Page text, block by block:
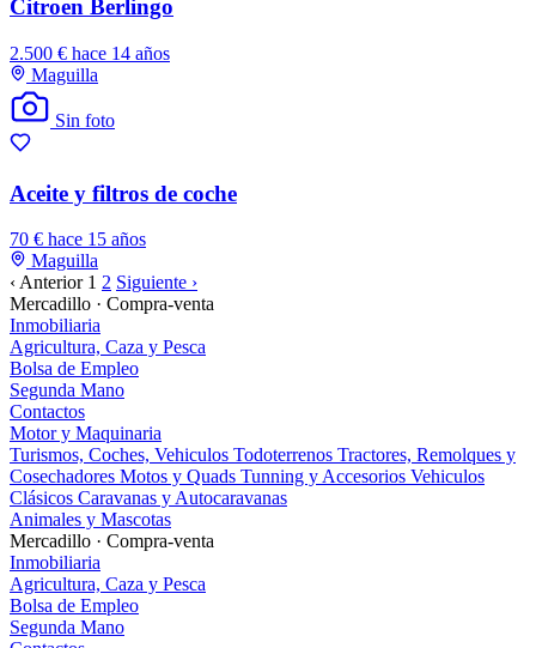
Citroen Berlingo
2.500 € hace 14 años
Maguilla
Sin foto
Aceite y filtros de coche
70 € hace 15 años
Maguilla
‹ Anterior 1 2 Siguiente ›
Mercadillo · Compra-venta
Inmobiliaria
Agricultura, Caza y Pesca
Bolsa de Empleo
Segunda Mano
Contactos
Motor y Maquinaria
Turismos, Coches, Vehiculos Todoterrenos Tractores, Remolques y
Cosechadores Motos y Quads Tunning y Accesorios Vehiculos
Clásicos Caravanas y Autocaravanas
Animales y Mascotas
Mercadillo · Compra-venta
Inmobiliaria
Agricultura, Caza y Pesca
Bolsa de Empleo
Segunda Mano